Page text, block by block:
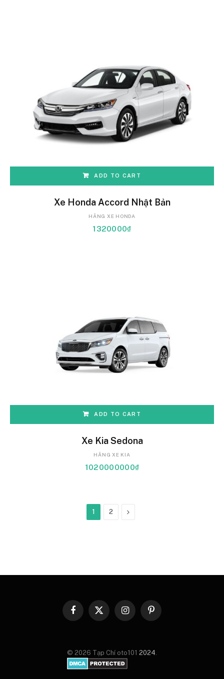
ADD TO CART
Xe Honda Accord Nhật Bản
HÃNG XE HONDA
1320000₫
ADD TO CART
Xe Kia Sedona
HÃNG XE KIA
1020000000₫
1 2 Next
Facebook
X
InstagramPinterest
© 2026 Tạp Chí oto101 2024.